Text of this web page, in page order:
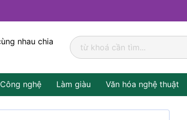
nhau chia
Công nghệ Làm giàu Văn hóa nghệ thuật